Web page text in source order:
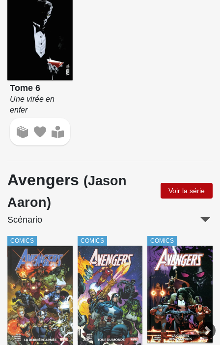
Tome 6
Une virée en
enfer
Avengers (Jason
Aaron)
Voir la série
Scénario
COMICS COMICS COMICS